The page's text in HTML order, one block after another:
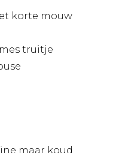
korte mouw
truitje
maar koud